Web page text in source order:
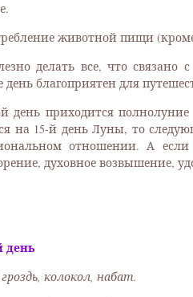
животной пищи
делать все, что
благоприятен для
день приходится
на 15-й день Луны, то
отношении. А
духовное возвышение,
день
колокол, набат.